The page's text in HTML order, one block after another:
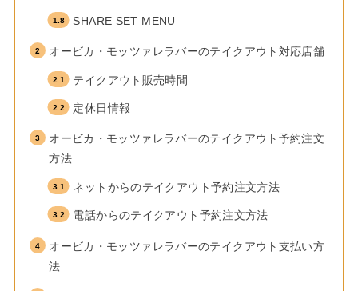
SHARE SET MENU
オービカ・モッツァレラバーのテイクアウト対応店舗
テイクアウト販売時間
定休日情報
オービカ・モッツァレラバーのテイクアウト予約注文
方法
ネットからのテイクアウト予約注文方法
電話からのテイクアウト予約注文方法
オービカ・モッツァレラバーのテイクアウト支払い方
法